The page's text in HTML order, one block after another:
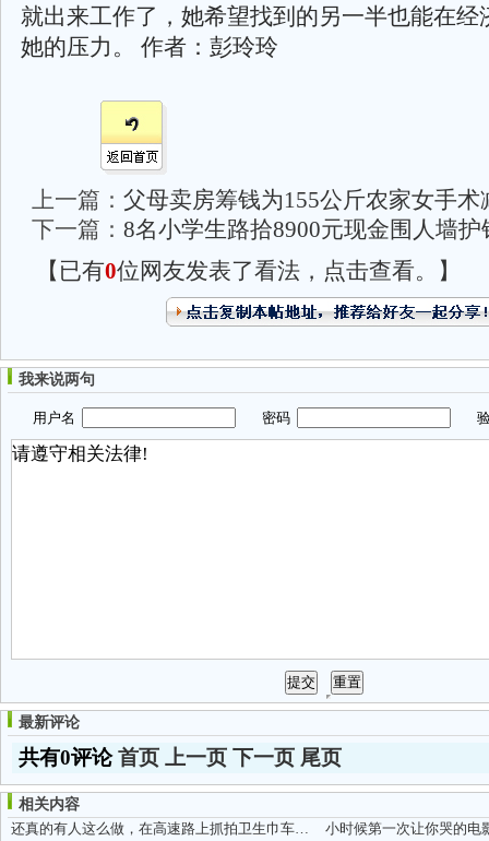
就出来工作了，她希望找到的另一半也能在经
她的压力。 作者：彭玲玲
上一篇： 父母卖房筹钱为155公斤农家女手术
下一篇： 8名小学生路拾8900元现金围人墙护
【已有0位网友发表了看法，点击查看。】
我来说两句
用户名 密码 验
最新评论
共有0评论首页 上一页 下一页 尾页
相关内容
还真的有人这么做，在高速路上抓拍卫生巾车尾！（图）[转帖] [分享]
小时候第一次让你哭的电